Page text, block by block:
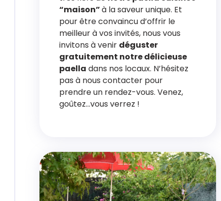
“maison”à la saveur unique. Et
pour être convaincu d’offrir le
meilleur à vos invités, nous vous
invitons à venir déguster
gratuitement notre délicieuse
paella dans nos locaux. N’hésitez
pas à nous contacter pour
prendre un rendez-vous. Venez,
goûtez…vous verrez !